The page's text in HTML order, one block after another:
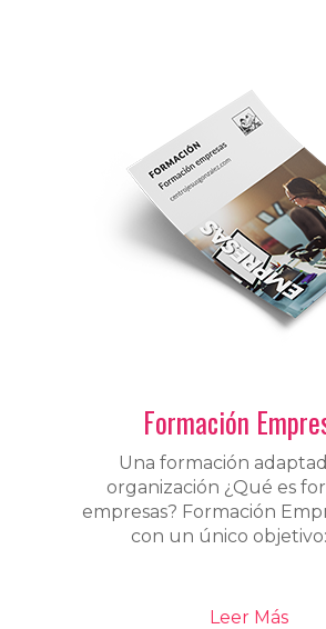
Formación
Una formación
organización ¿Qué es
empresas? Formación
con un único
Leer Más